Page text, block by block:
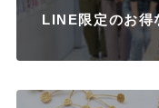
LINE限定のお得